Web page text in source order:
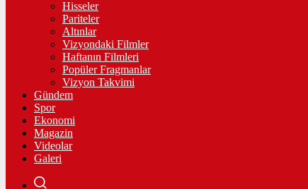
Hisseler
Pariteler
Altınlar
Vizyondaki Filmler
Haftanın Filmleri
Popüler Fragmanlar
Vizyon Takvimi
Gündem
Spor
Ekonomi
Magazin
Videolar
Galeri